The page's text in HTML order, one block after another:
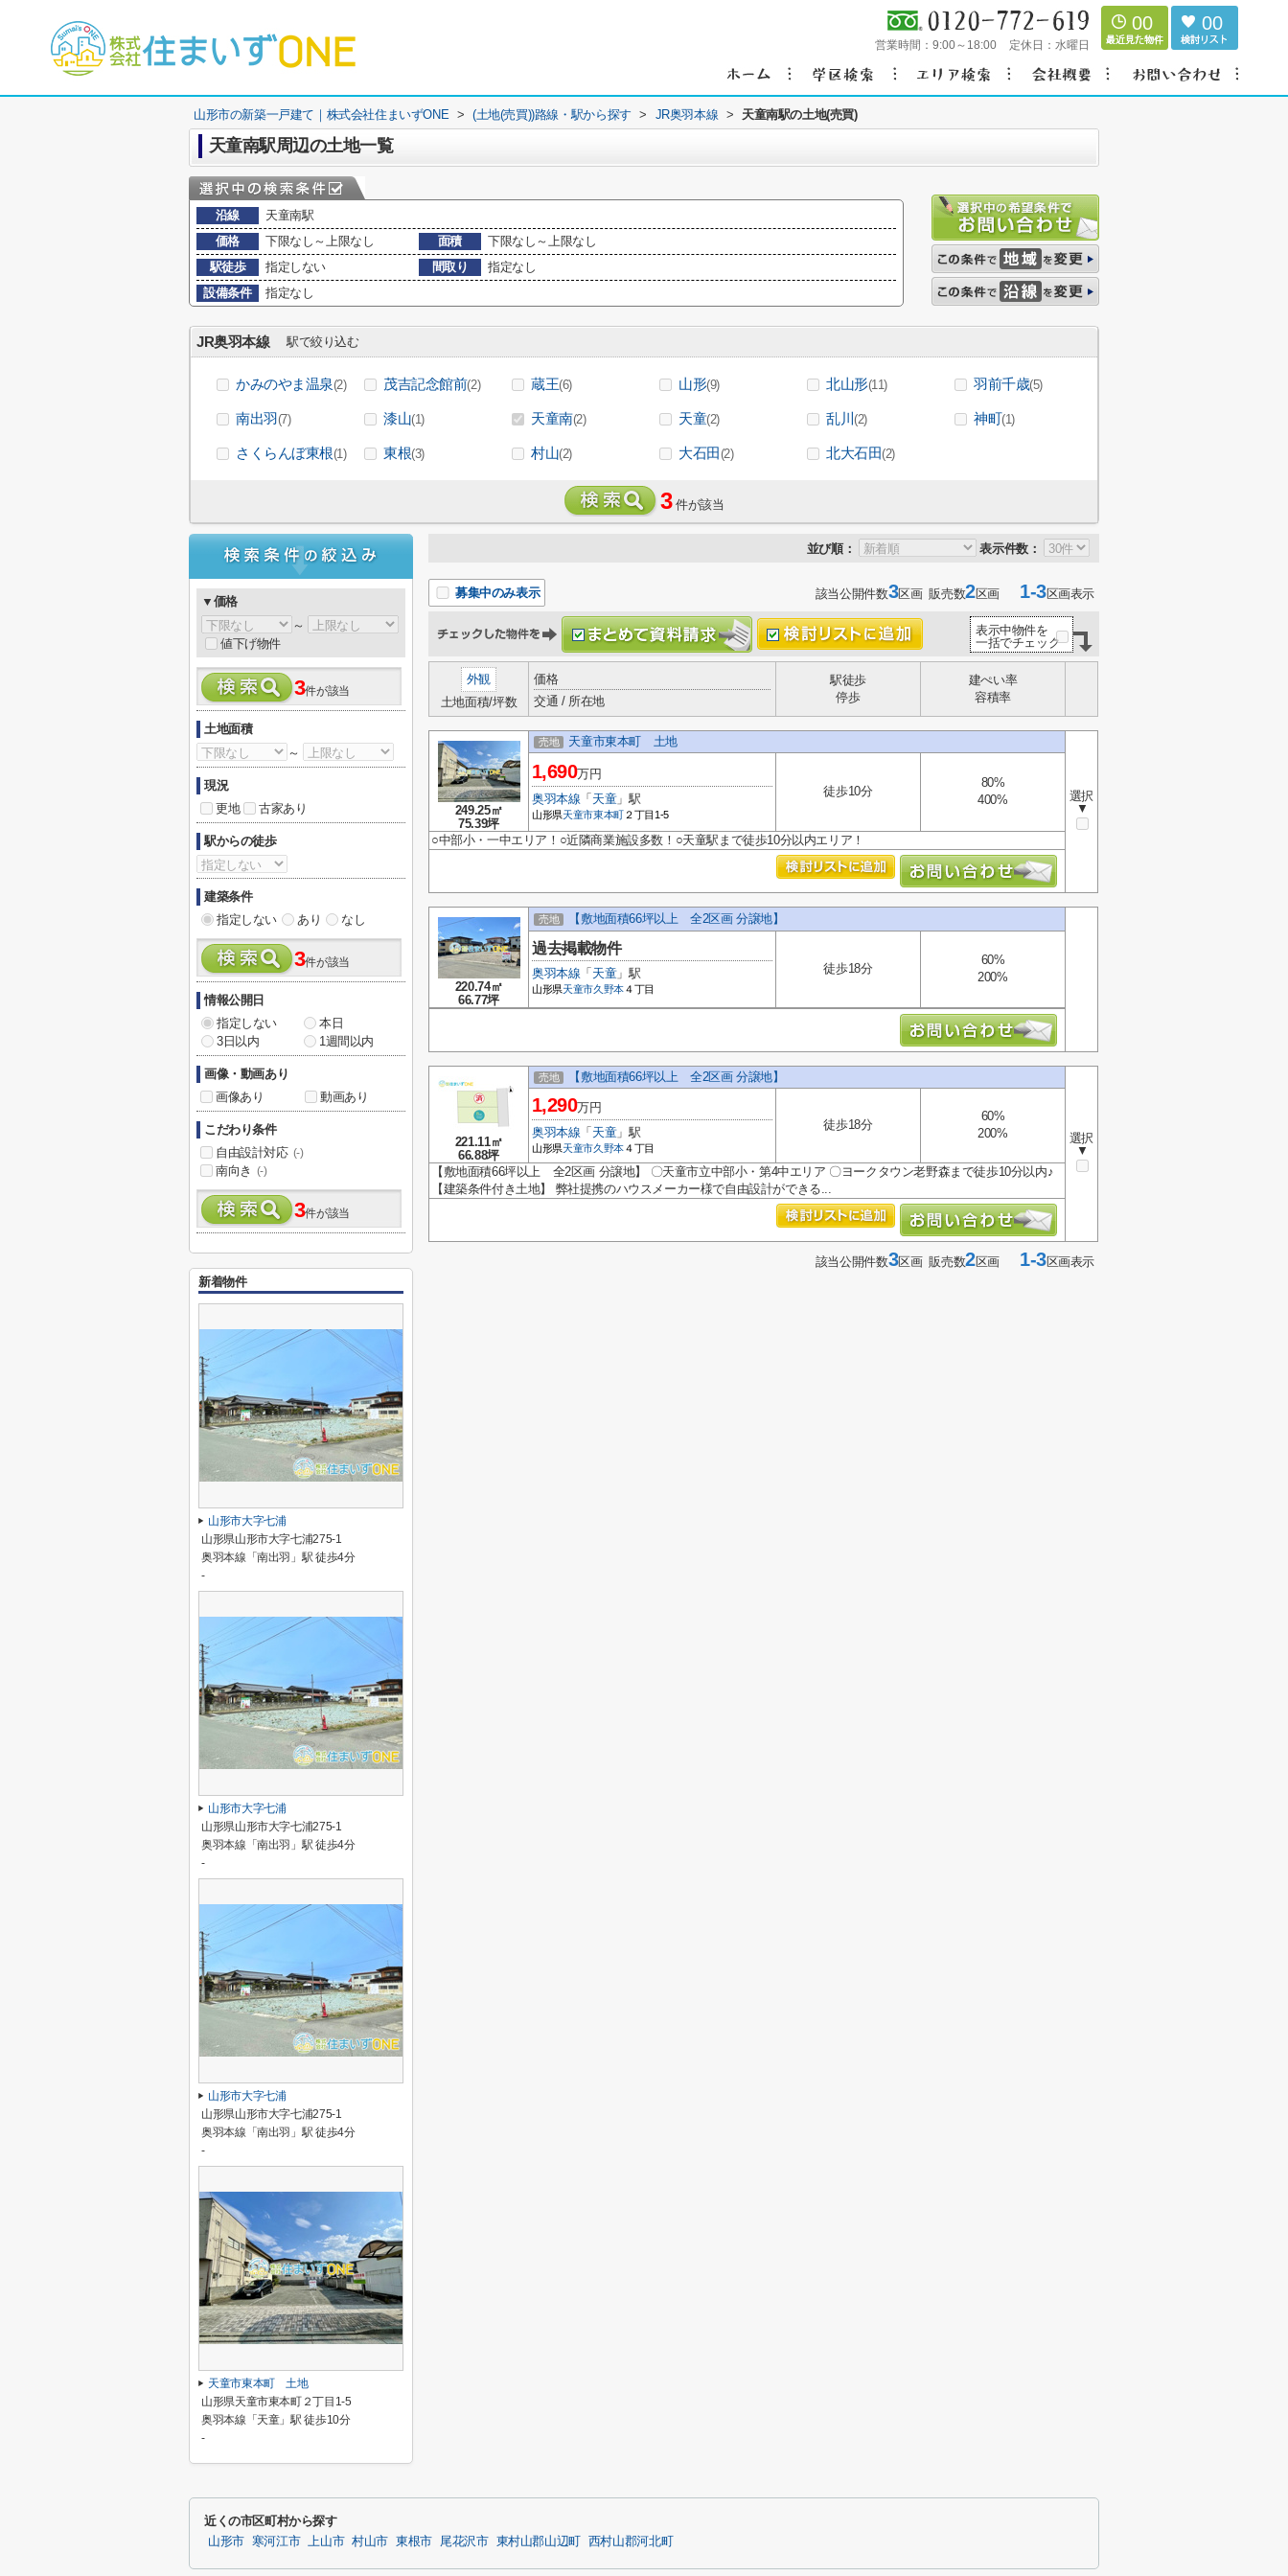
営業時間： 9:00～18:00 定休日： 水曜日
00 00
山形市の新築一戸建て｜株式会社住まいずONE > (土地(売買))路線・駅から探す > JR奥羽本線 > 天童南駅の土地(売買)
天童南駅周辺の土地一覧
沿線
天童南駅
価格
下限なし～上限なし 面積
下限なし～上限なし
駅徒歩
指定しない 間取り
指定なし
設備条件
指定なし
JR奥羽本線 駅で絞り込む
かみのやま温泉(2) 茂吉記念館前(2) 蔵王(6) 山形(9) 北山形(11) 羽前千歳(5)
南出羽(7) 漆山(1) 天童南(2) 天童(2) 乱川(2) 神町(1)
さくらんぼ東根(1) 東根(3) 村山(2) 大石田(2) 北大石田(2)
3 件が該当
並び順： 表示件数：
募集中のみ表示 該当公開件数3区画 販売数2区画1-3区画表示
表示中物件を
一括でチェック
外観
土地面積/坪数
価格
交通 / 所在地
駅徒歩
停歩
建ぺい率
容積率
249.25㎡
75.39坪
売地 天童市東本町 土地
選択
▼
1,690万円
奥羽本線 「 天童」駅
山形県天童市東本町 ２丁目1-5
徒歩10分
80%
400%
○中部小・一中エリア！○近隣商業施設多数！○天童駅まで徒歩10分以内エリア！
220.74㎡
66.77坪
売地 【敷地面積66坪以上 全2区画 分譲地】
過去掲載物件
奥羽本線 「 天童」駅
山形県天童市久野本４丁目
徒歩18分
60%
200%
221.11㎡
66.88坪
売地 【敷地面積66坪以上 全2区画 分譲地】
選択
▼
1,290万円
奥羽本線 「 天童」駅
山形県天童市久野本４丁目
徒歩18分
60%
200%
【敷地面積66坪以上 全2区画 分譲地】 〇天童市立中部小・第4中エリア 〇ヨークタウン老野森まで徒歩10分以内♪
【建築条件付き土地】 弊社提携のハウスメーカー様で自由設計ができる...
該当公開件数3区画 販売数2区画1-3区画表示
▼価格
～
値下げ物件
3件が該当
土地面積
～
現況
更地
古家あり
駅からの徒歩
建築条件
指定しない
あり なし
3件が該当
情報公開日
指定しない
本日
3日以内
1週間以内
画像・動画あり
画像あり
動画あり
こだわり条件
自由設計対応 (-)
南向き (-)
3件が該当
新着物件
山形市大字七浦
山形県山形市大字七浦275-1
奥羽本線「南出羽」駅 徒歩4分
-
山形市大字七浦
山形県山形市大字七浦275-1
奥羽本線「南出羽」駅 徒歩4分
-
山形市大字七浦
山形県山形市大字七浦275-1
奥羽本線「南出羽」駅 徒歩4分
-
天童市東本町 土地
山形県天童市東本町２丁目1-5
奥羽本線「天童」駅 徒歩10分
-
近くの市区町村から探す
山形市 寒河江市 上山市 村山市 東根市 尾花沢市 東村山郡山辺町 西村山郡河北町